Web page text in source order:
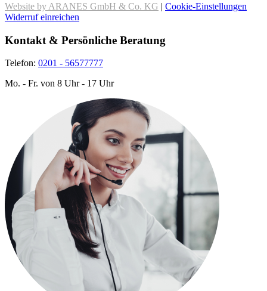
Website by ARANES GmbH & Co. KG | Cookie-Einstellungen
Widerruf einreichen
Kontakt & Persönliche Beratung
Telefon: 0201 - 56577777
Mo. - Fr. von 8 Uhr - 17 Uhr